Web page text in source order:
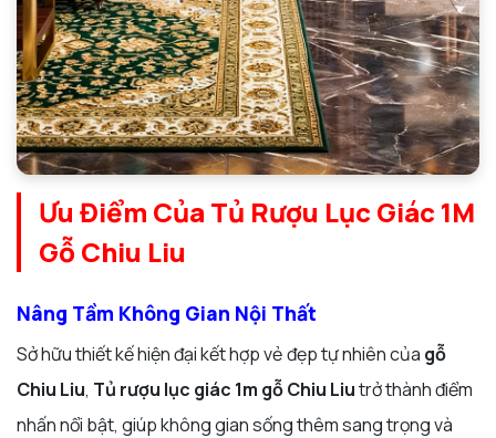
Ưu Điểm Của Tủ Rượu Lục Giác 1M
Gỗ Chiu Liu
Nâng Tầm Không Gian Nội Thất
Sở hữu thiết kế hiện đại kết hợp vẻ đẹp tự nhiên của gỗ
Chiu Liu, Tủ rượu lục giác 1m gỗ Chiu Liutrở thành điểm
nhấn nổi bật, giúp không gian sống thêm sang trọng và